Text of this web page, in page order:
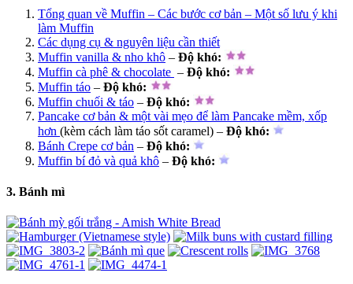
Tổng quan về Muffin – Các bước cơ bản – Một số lưu ý khi
làm Muffin
Các dụng cụ & nguyên liệu cần thiết
Muffin vanilla & nho khô – Độ khó:
Muffin cà phê & chocolate – Độ khó:
Muffin táo – Độ khó:
Muffin chuối & táo – Độ khó:
Pancake cơ bản & một vài mẹo để làm Pancake mềm, xốp
hơn (kèm cách làm táo sốt caramel) – Độ khó:
Bánh Crepe cơ bản – Độ khó:
Muffin bí đỏ và quả khô – Độ khó:
3. Bánh mì